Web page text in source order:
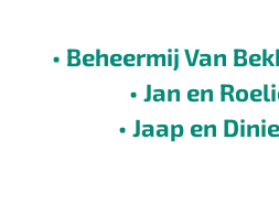
• Beheermij Van
• Jan en
• Jaap en